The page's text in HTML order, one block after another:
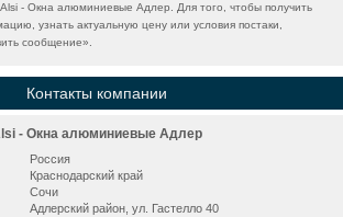
- Окна алюминиевые Адлер. Для того, чтобы получить
узнать актуальную цену или условия постаки,
сообщение».
Контакты компании
- Окна алюминиевые Адлер
Россия
Краснодарский край
Сочи
Адлерский район, ул. Гастелло 40